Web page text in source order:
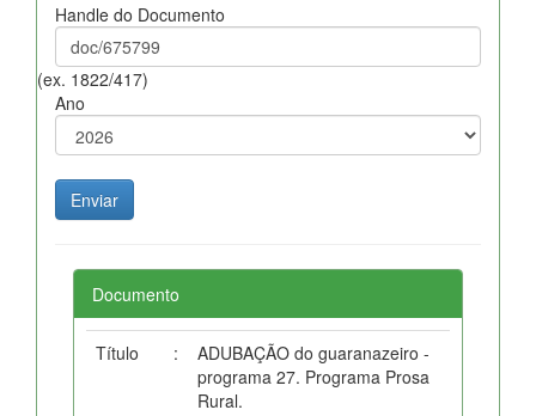
Handle do Documento
(ex. 1822/417)
Ano
Documento
Título :
ADUBAÇÃO do guaranazeiro -
programa 27. Programa Prosa
Rural.